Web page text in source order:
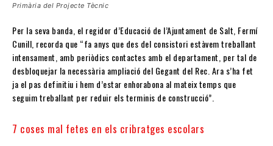
Primària del Projecte Tècnic
Per la seva banda, el regidor d’Educació de l’Ajuntament de Salt, Fermí
Cunill, recorda que “fa anys que des del consistori estàvem treballant
intensament, amb periòdics contactes amb el departament, per tal de
desbloquejar la necessària ampliació del Gegant del Rec. Ara s’ha fet
ja el pas definitiu i hem d’estar enhorabona al mateix temps que
seguim treballant per reduir els terminis de construcció”.
7 coses mal fetes en els cribratges escolars